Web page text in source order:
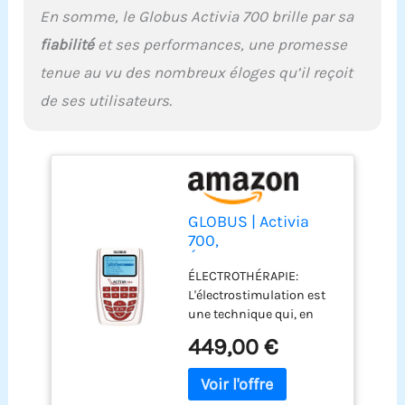
entreprise leader
mondiale dans la
production
d'équipements
complètes de produits
pour l'électrothérapie,
diathermie,
ultrasonothérapie,
magnétothérapie,
laserthérapie, plates-
formes vibrantes et des
produits spéciaux pour le
sport.
En somme, le Globus Activia 700 brille par sa
fiabilitéet ses performances, une promesse
tenue au vu des nombreux éloges qu’il reçoit
de ses utilisateurs.
GLOBUS | Activia
700,
à 4 canaux avec 271
programmes pour
la beauté et la
Forme Physique,
pour Le
raffermissement, la
tonification et Le
ÉLECTROTHÉRAPIE:
L'électrostimulation est
une technique qui, en
électriques qui agissent
sur les points moteurs
des muscles
449,00 €